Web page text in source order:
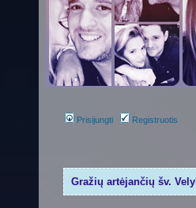
Prisijungti Registruotis
Gražių artėjančių šv.